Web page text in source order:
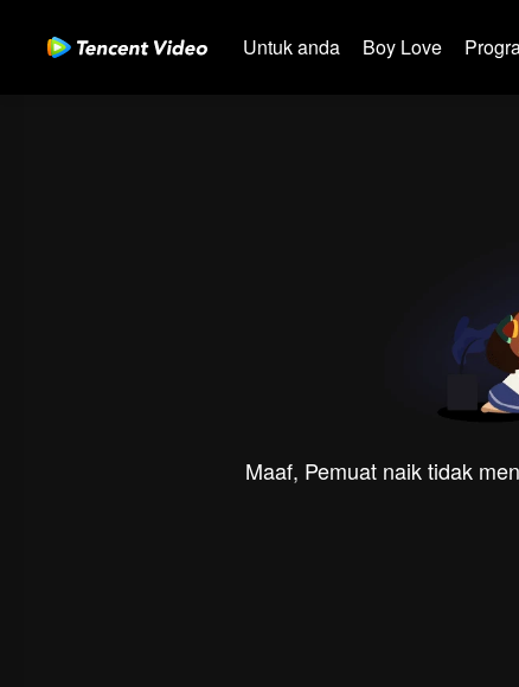
Untuk anda Boy Love
Maaf, Pemuat naik tidak